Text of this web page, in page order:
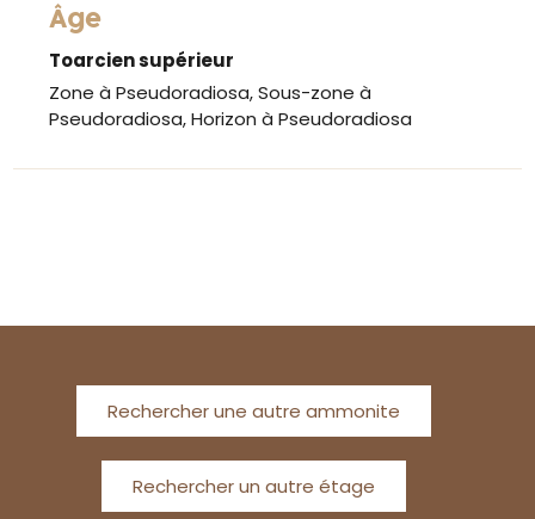
Âge
Toarcien supérieur
Zone à Pseudoradiosa, Sous-zone à
Pseudoradiosa, Horizon à Pseudoradiosa
Rechercher une autre ammonite
Rechercher un autre étage